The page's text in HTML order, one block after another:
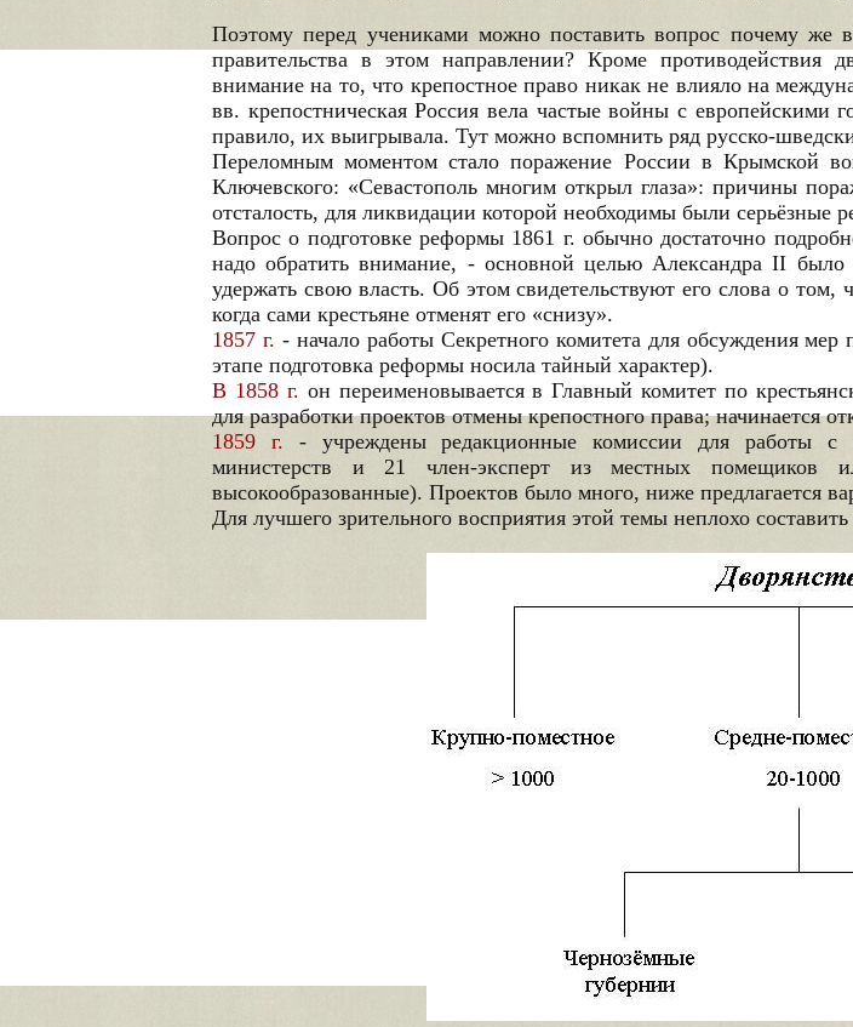
Поэтому перед учениками можно поставить вопрос почему же
правительства в этом направлении? Кроме противодействия
внимание на то, что крепостное право никак не влияло на
вв. крепостническая Россия вела частые войны с европейскими
правило, их выигрывала. Тут можно вспомнить ряд русско-
Переломным моментом стало поражение России в Крымской
Ключевского: «Севастополь многим открыл глаза»: причины
отсталость, для ликвидации которой необходимы были серьёзные
Вопрос о подготовке реформы 1861 г. обычно достаточно
надо обратить внимание, - основной целью Александра II было
удержать свою власть. Об этом свидетельствуют его слова о
когда сами крестьяне отменят его «снизу».
1857 г. - начало работы Секретного комитета для обсуждения
этапе подготовка реформы носила тайный характер).
В 1858 г. он переименовывается в Главный комитет по
для разработки проектов отмены крепостного права; начинается
1859 г. - учреждены редакционные комиссии для работы с
министерств и 21 член-эксперт из местных помещиков
высокообразованные). Проектов было много, ниже предлагается
Для лучшего зрительного восприятия этой темы неплохо